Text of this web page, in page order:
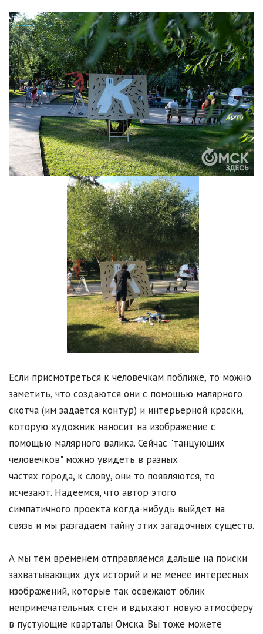
Если присмотреться к человечкам поближе, то можно
заметить, что создаются они с помощью малярного
скотча (им задаётся контур) и интерьерной краски,
которую художник наносит на изображение с
помощью малярного валика. Сейчас "танцующих
человечков" можно увидеть в разных
частях города, к слову, они то появляются, то
исчезают. Надеемся, что автор этого
симпатичного проекта когда-нибудь выйдет на
связь и мы разгадаем тайну этих загадочных существ.
А мы тем временем отправляемся дальше на поиски
захватывающих дух историй и не менее интересных
изображений, которые так освежают облик
непримечательных стен и вдыхают новую атмосферу
в пустующие кварталы Омска. Вы тоже можете